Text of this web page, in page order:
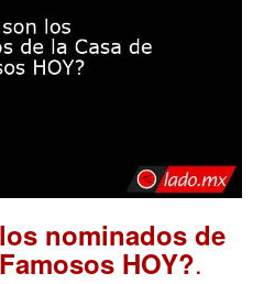
nominados de
HOY?.